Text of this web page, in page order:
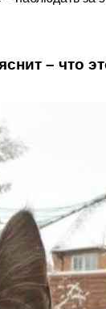
– что